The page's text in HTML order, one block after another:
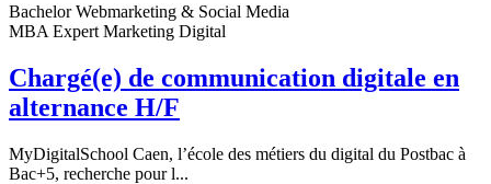
Bachelor Webmarketing & Social Media
MBA Expert Marketing Digital
Chargé(e) de communication digitale en
alternance H/F
MyDigitalSchool Caen, l’école des métiers du digital du Postbac à
Bac+5, recherche pour l...